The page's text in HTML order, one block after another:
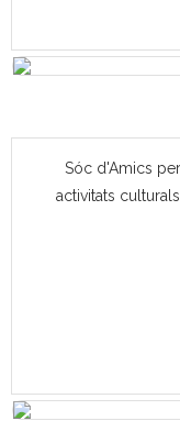
Sóc d'Amics
activitats